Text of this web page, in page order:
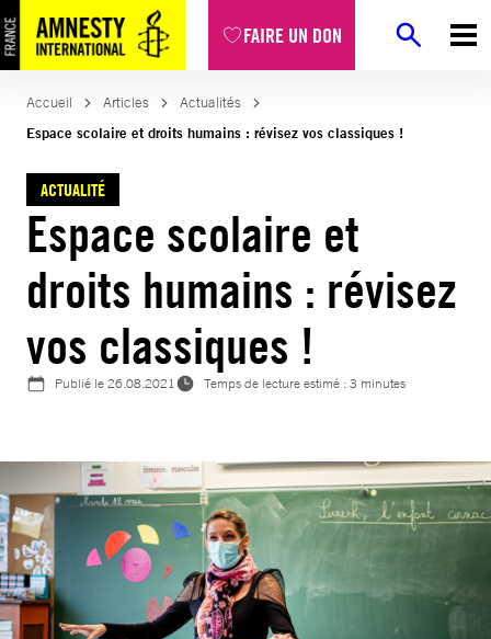
FAIRE UN DON
Aller
au
contenu
Accueil Articles
Actualités
Espace scolaire et droits humains : révisez vos classiques !
ACTUALITÉ
Espace scolaire et
droits humains : révisez
vos classiques !
Publié le26.08.2021 Temps de lecture estimé : 3 minutes